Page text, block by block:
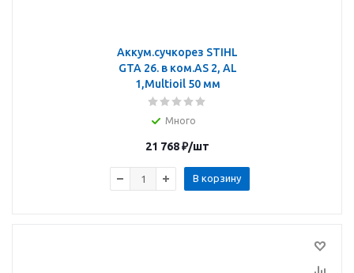
Аккум.сучкорез STIHL
GTA 26. в ком.AS 2, AL
1,Multioil 50 мм
Много
21 768₽/шт
В корзину